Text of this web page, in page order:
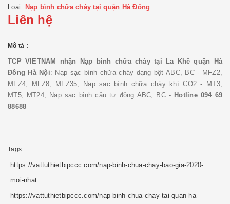
Loại: Nạp bình chữa cháy tại quận Hà Đông
Liên hệ
Mô tả :
TCP VIETNAM nhận
Nạp bình chữa cháy tại La Khê quận Hà
Đông Hà Nội: Nạp sạc bình chữa cháy dạng bột ABC, BC - MFZ2,
MFZ4, MFZ8, MFZ35; Nạp sạc bình chữa cháy khí CO2 - MT3,
MT5, MT24; Nạp sạc bình cầu tự động ABC, BC - Hotline 094 69
88688
Tags :
https://vattuthietbipccc.com/nap-binh-chua-chay-bao-gia-2020-
moi-nhat
https://vattuthietbipccc.com/nap-binh-chua-chay-tai-quan-ha-